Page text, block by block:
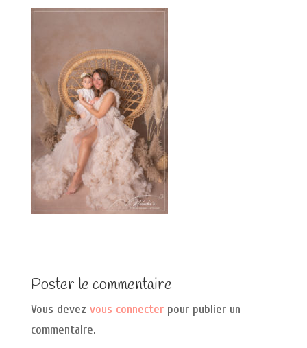
Poster le commentaire
Vous devez vous connecterpour publier un
commentaire.